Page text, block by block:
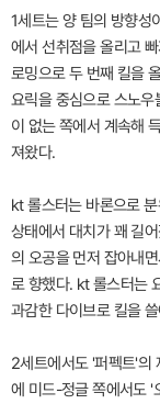
1세트는 양 팀의 방향성
에서 선취점을 올리고
로밍으로 두 번째 킬을
요릭을 중심으로 스노
이 없는 쪽에서 계속해
져왔다.
kt 롤스터는 바론으로
상태에서 대치가 꽤 길
의 오공을 먼저 잡아내
로 향했다. kt 롤스터는
과감한 다이브로 킬을
2세트에서도 '퍼펙트'의
에 미드-정글 쪽에서도 '